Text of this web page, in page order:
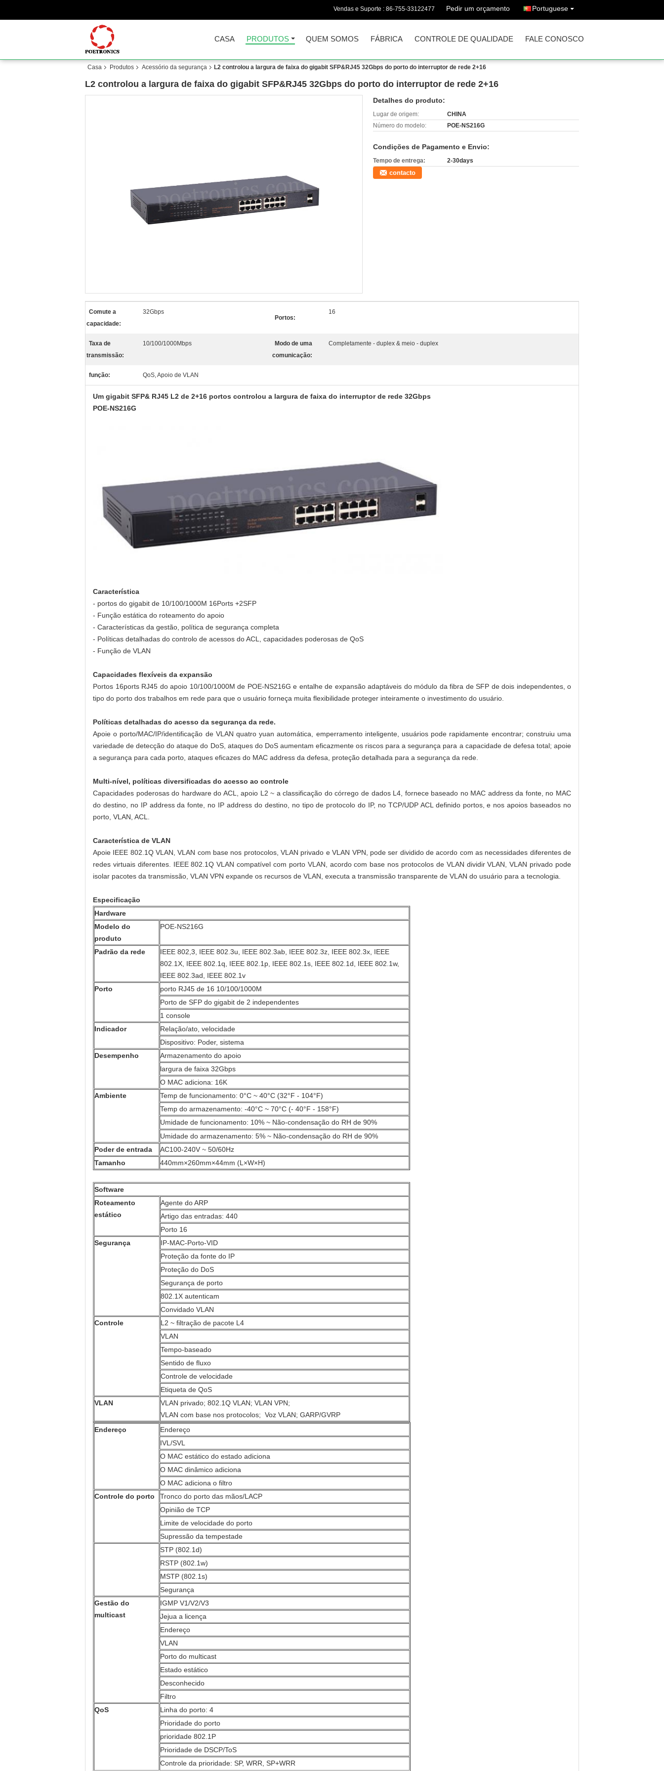
Vendas e Suporte : 86-755-33122477 Pedir um orçamento Portuguese
CASA PRODUTOS QUEM SOMOS FÁBRICA CONTROLE DE QUALIDADE FALE CONOSCO
Casa Produtos Acessório da segurança L2 controlou a largura de faixa do gigabit SFP&RJ45 32Gbps do porto do interruptor de rede 2+16
L2 controlou a largura de faixa do gigabit SFP&RJ45 32Gbps do porto do interruptor de rede 2+16
Detalhes do produto:
Lugar de origem:
CHINA
Número do modelo:
POE-NS216G
Condições de Pagamento e Envio:
Tempo de entrega: 2-30days
contacto
Comute a
capacidade:
32Gbps
Portos:
16
Taxa de
transmissão:
10/100/1000Mbps
Modo de uma
comunicação:
Completamente - duplex & meio - duplex
função: QoS, Apoio de VLAN
Um gigabit SFP& RJ45 L2 de 2+16 portos controlou a largura de faixa do interruptor de rede 32Gbps
POE-NS216G
Característica
- portos do gigabit de 10/100/1000M 16Ports +2SFP
- Função estática do roteamento do apoio
- Características da gestão, política de segurança completa
- Políticas detalhadas do controlo de acessos do ACL, capacidades poderosas de QoS
- Função de VLAN
Capacidades flexíveis da expansão
Portos 16ports RJ45 do apoio 10/100/1000M de POE-NS216G e entalhe de expansão adaptáveis do módulo da fibra de SFP de dois independentes, o
tipo do porto dos trabalhos em rede para que o usuário forneça muita flexibilidade proteger inteiramente o investimento do usuário.
Políticas detalhadas do acesso da segurança da rede.
Apoie o porto/MAC/IP/identificação de VLAN quatro yuan automática, emperramento inteligente, usuários pode rapidamente encontrar; construiu uma
variedade de detecção do ataque do DoS, ataques do DoS aumentam eficazmente os riscos para a segurança para a capacidade de defesa total; apoie
a segurança para cada porto, ataques eficazes do MAC address da defesa, proteção detalhada para a segurança da rede.
Multi-nível, políticas diversificadas do acesso ao controle
Capacidades poderosas do hardware do ACL, apoio L2 ~ a classificação do córrego de dados L4, fornece baseado no MAC address da fonte, no MAC
do destino, no IP address da fonte, no IP address do destino, no tipo de protocolo do IP, no TCP/UDP ACL definido portos, e nos apoios baseados no
porto, VLAN, ACL.
Característica de VLAN
Apoie IEEE 802.1Q VLAN, VLAN com base nos protocolos, VLAN privado e VLAN VPN, pode ser dividido de acordo com as necessidades diferentes de
redes virtuais diferentes. IEEE 802.1Q VLAN compatível com porto VLAN, acordo com base nos protocolos de VLAN dividir VLAN, VLAN privado pode
isolar pacotes da transmissão, VLAN VPN expande os recursos de VLAN, executa a transmissão transparente de VLAN do usuário para a tecnologia.
Especificação
Hardware
Modelo do
produto
POE-NS216G
Padrão da rede
IEEE 802,3, IEEE 802.3u, IEEE 802.3ab, IEEE 802.3z, IEEE 802.3x, IEEE
802.1X, IEEE 802.1q, IEEE 802.1p, IEEE 802.1s, IEEE 802.1d, IEEE 802.1w,
IEEE 802.3ad, IEEE 802.1v
Porto
porto RJ45 de 16 10/100/1000M
Porto de SFP do gigabit de 2 independentes
1 console
Indicador
Relação/ato, velocidade
Dispositivo: Poder, sistema
Desempenho
Armazenamento do apoio
largura de faixa 32Gbps
O MAC adiciona: 16K
Ambiente
Temp de funcionamento: 0°C ~ 40°C (32°F - 104°F)
Temp do armazenamento: -40°C ~ 70°C (- 40°F - 158°F)
Umidade de funcionamento: 10% ~ Não-condensação do RH de 90%
Umidade do armazenamento: 5% ~ Não-condensação do RH de 90%
Poder de entrada
AC100-240V ~ 50/60Hz
Tamanho
440mm×260mm×44mm (L×W×H)
Software
Roteamento
estático
Agente do ARP
Artigo das entradas: 440
Porto 16
Segurança
IP-MAC-Porto-VID
Proteção da fonte do IP
Proteção do DoS
Segurança de porto
802.1X autenticam
Convidado VLAN
Controle
L2 ~ filtração de pacote L4
VLAN
Tempo-baseado
Sentido de fluxo
Controle de velocidade
Etiqueta de QoS
VLAN
VLAN privado; 802.1Q VLAN; VLAN VPN;
VLAN com base nos protocolos; Voz VLAN; GARP/GVRP
Endereço
Endereço
IVL/SVL
O MAC estático do estado adiciona
O MAC dinâmico adiciona
O MAC adiciona o filtro
Controle do porto
Tronco do porto das mãos/LACP
Opinião de TCP
Limite de velocidade do porto
Supressão da tempestade
STP (802.1d)
RSTP (802.1w)
MSTP (802.1s)
Segurança
Gestão do
multicast
IGMP V1/V2/V3
Jejua a licença
Endereço
VLAN
Porto do multicast
Estado estático
Desconhecido
Filtro
QoS
Linha do porto: 4
Prioridade do porto
prioridade 802.1P
Prioridade de DSCP/ToS
Controle da prioridade: SP, WRR, SP+WRR